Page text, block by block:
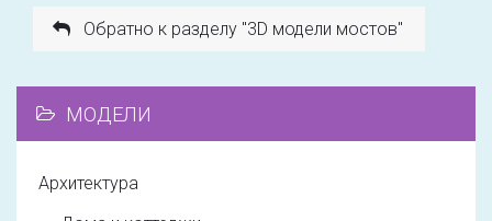
Обратно к разделу "3D модели мостов"
МОДЕЛИ
Архитектура